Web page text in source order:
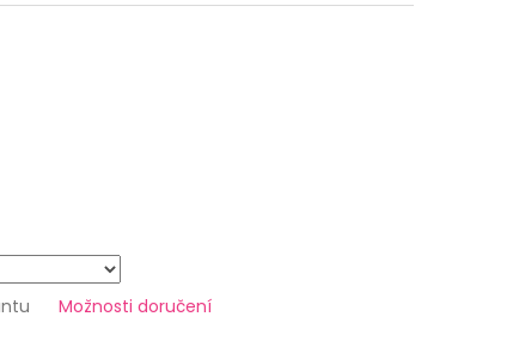
Možnosti doručení